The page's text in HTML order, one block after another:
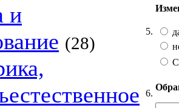
и
(28)
5.
6.